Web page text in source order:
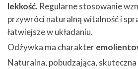
lekkość. Regularne stosowanie
przywróci naturalną witalność i
łatwiejsze w układaniu.
Odżywka ma charakter
Naturalna, pobudzająca, skuteczna